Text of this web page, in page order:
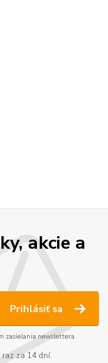
akcie a
Prihlásiť sa
zasielania newslettera.
raz za 14 dní.